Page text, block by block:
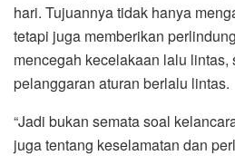
hari. Tujuannya tidak hanya
tetapi juga memberikan
mencegah kecelakaan lalu lintas,
pelanggaran aturan berlalu lintas.
“Jadi bukan semata soal
juga tentang keselamatan dan